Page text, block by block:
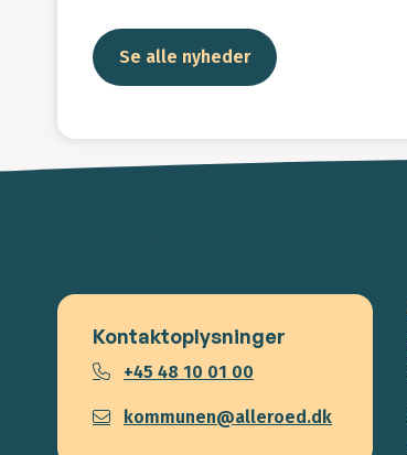
Se alle nyheder
Kontaktoplysninger
+45 48 10 01 00
kommunen@alleroed.dk